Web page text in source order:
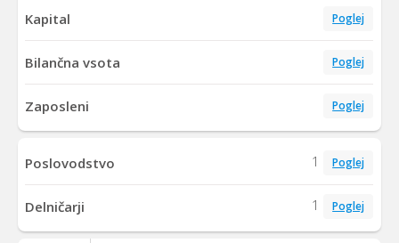
Kapital Poglej
Bilančna vsota Poglej
Zaposleni Poglej
Poslovodstvo 1 Poglej
Delničarji 1 Poglej